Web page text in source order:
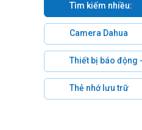
Tìm kiếm nhiều:
Camera Dahua
Thiết bị báo động
Thẻ nhớ lưu trữ